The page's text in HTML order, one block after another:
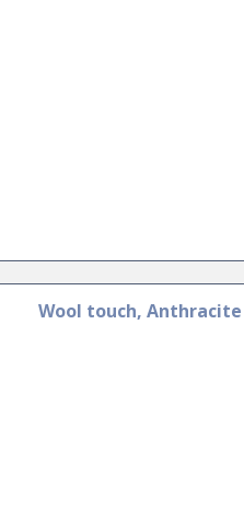
Wool touch, Anthracite